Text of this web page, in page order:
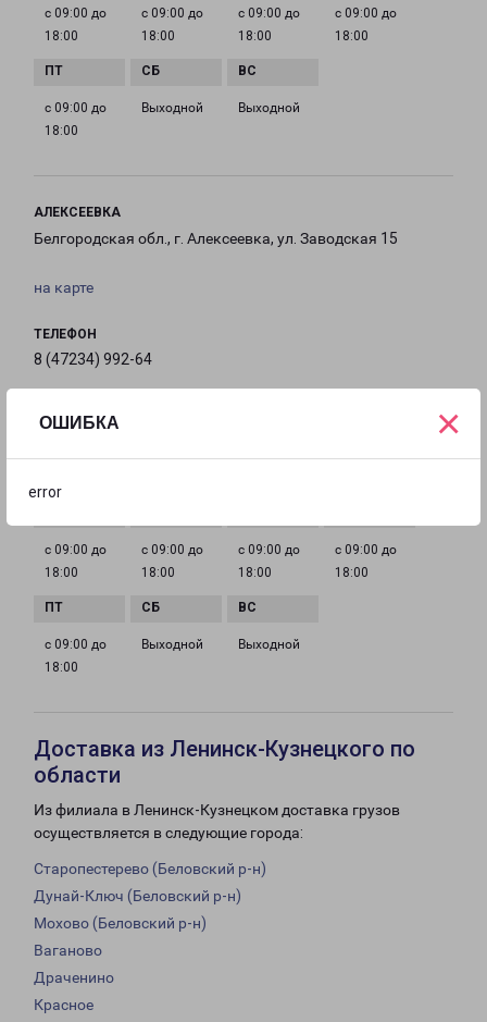
ОШИБКА
error
×
с 09:00 до
18:00
с 09:00 до
18:00
с 09:00 до
18:00
с 09:00 до
18:00
с 09:00 до
18:00
Выходной Выходной
АЛЕКСЕЕВКА
Белгородская обл., г. Алексеевка, ул. Заводская 15
на карте
ТЕЛЕФОН
8 (47234) 992-64
alekseevka-fr@pecom.ru
с 09:00 до
18:00
с 09:00 до
18:00
с 09:00 до
18:00
с 09:00 до
18:00
с 09:00 до
18:00
Выходной Выходной
Доставка из Ленинск-Кузнецкого по
области
Из филиала в Ленинск-Кузнецком доставка грузов
осуществляется в следующие города:
Старопестерево (Беловский р-н)
Дунай-Ключ (Беловский р-н)
Мохово (Беловский р-н)
Ваганово
Драченино
Красное